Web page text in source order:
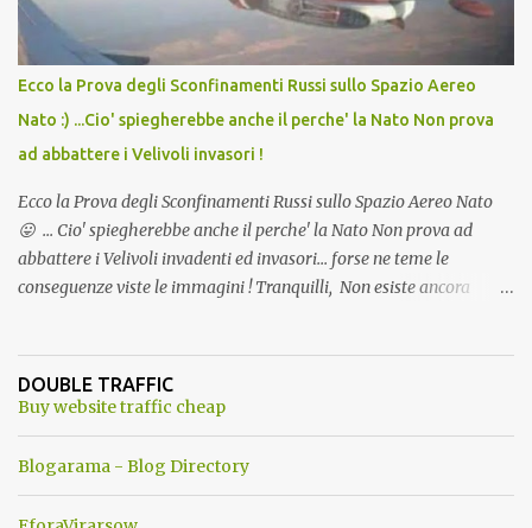
Ecco la Prova degli Sconfinamenti Russi sullo Spazio Aereo
Nato :) ...Cio' spiegherebbe anche il perche' la Nato Non prova
ad abbattere i Velivoli invasori !
Ecco la Prova degli Sconfinamenti Russi sullo Spazio Aereo Nato
😛 ... Cio' spiegherebbe anche il perche' la Nato Non prova ad
abbattere i Velivoli invadenti ed invasori... forse ne teme le
conseguenze viste le immagini ! Tranquilli, Non esiste ancora
ancora una fantasia Nato o forse una "False Flag", per provocare
una guerra mondiale che difficilmente da menti sane, potrebbe
DOUBLE TRAFFIC
Buy website traffic cheap
Blogarama - Blog Directory